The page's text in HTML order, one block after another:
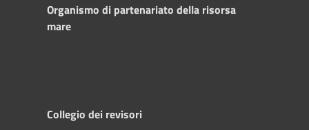
Organismo di partenariato della risorsa
mare
Collegio dei revisori